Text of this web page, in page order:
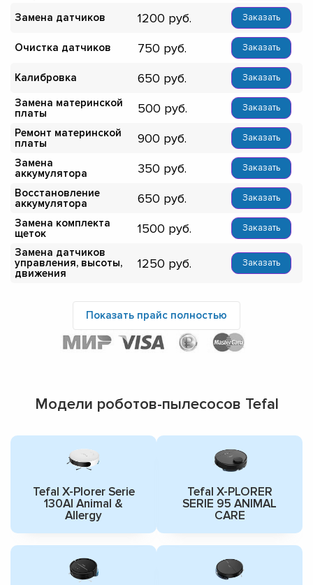
Замена датчиков 1200 Заказать
Очистка датчиков 750 Заказать
Калибровка 650 Заказать
Замена материнской
платы
500 Заказать
Ремонт материнской
платы
900 Заказать
Замена
аккумулятора
350 Заказать
Восстановление
аккумулятора
650 Заказать
Замена комплекта
щеток
1500 Заказать
Замена датчиков
управления, высоты,
движения
1250 Заказать
Показать прайс полностью
Модели роботов-пылесосов Tefal
Tefal X-Plorer Serie
130AI Animal &
Allergy
Tefal X-PLORER
SERIE 95 ANIMAL
CARE